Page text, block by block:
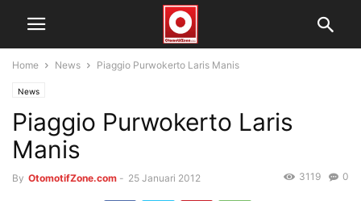
Home News Piaggio Purwokerto Laris Manis
News
Piaggio Purwokerto Laris
Manis
By OtomotifZone.com - 25 Januari 2012 0
3119